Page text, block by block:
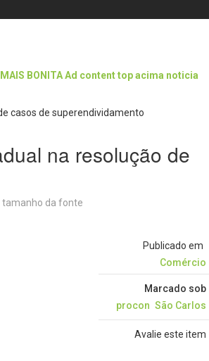
na resolução de
Publicado em
Comércio
Marcado sob
procon São Carlos
Avalie este item